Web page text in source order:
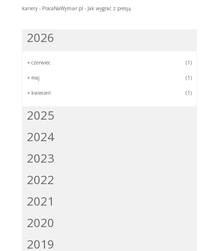
kariery - PracaNaWymiar.pl - Jak wygrać z presją
2026
+ czerwiec (1)
+ maj (1)
+ kwiecień (1)
2025
2024
2023
2022
2021
2020
2019